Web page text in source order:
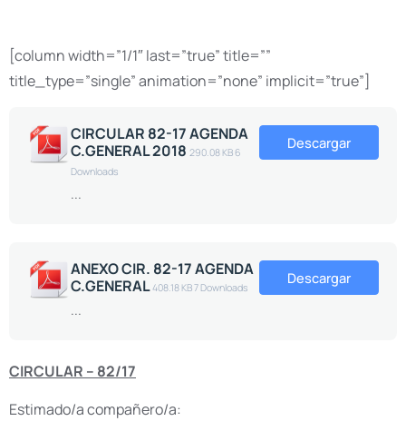
[column width=”1/1″ last=”true” title=””
title_type=”single” animation=”none” implicit=”true”]
CIRCULAR 82-17 AGENDA
C.GENERAL 2018 290.08 KB6
Downloads
...
Descargar
ANEXO CIR. 82-17 AGENDA
C.GENERAL 408.18 KB7 Downloads
...
Descargar
CIRCULAR – 82/17
Estimado/a compañero/a: